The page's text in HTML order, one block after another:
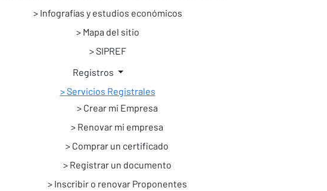
Infografías y estudios económicos
Mapa del sitio
SIPREF
Registros
Servicios Registrales
Crear mi Empresa
Renovar mi empresa
Comprar un certificado
Registrar un documento
Inscribir o renovar Proponentes